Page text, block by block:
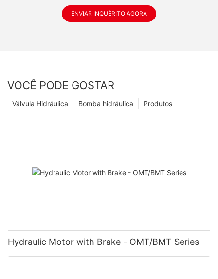
ENVIAR INQUÉRITO AGORA
VOCÊ PODE GOSTAR
Produtos
Bomba hidráulica
Válvula Hidráulica
Hydraulic Motor with Brake - OMT/BMT Series